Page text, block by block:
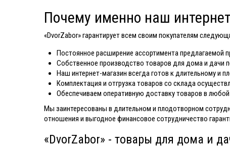
Почему именно наш
«DvorZabor» гарантирует всем своим покупателям
Постоянное расширение ассортимента предлагаемой
Собственное производство товаров для дома и дачи
Наш интернет-магазин всегда готов к длительному и
Комплектация и отгрузка товаров со склада
Обеспечиваем оперативную доставку товаров в
Мы заинтересованы в длительном и плодотворном
отношения и выгодное финансовое сотрудничество
«DvorZabor» - товары для дома и